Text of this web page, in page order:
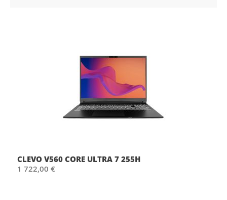
CLEVO V560 CORE ULTRA 7 255H
1 722,00 €